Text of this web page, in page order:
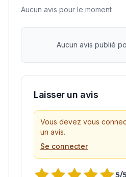
Aucun avis pour le moment
Aucun avis publié
Laisser un avis
Vous devez vous
un avis.
Se connecter
5/